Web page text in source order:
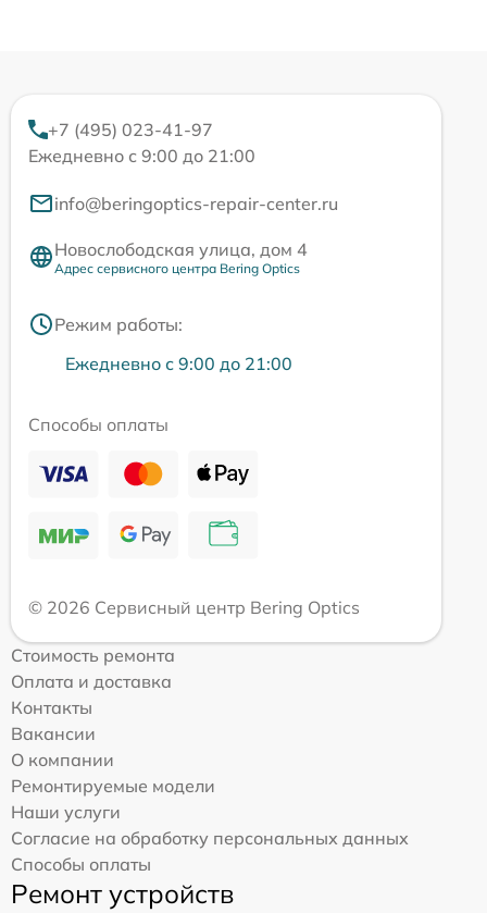
+7 (495) 023-41-97
Ежедневно с 9:00 до 21:00
info@beringoptics-repair-center.ru
Новослободская улица, дом 4
Адрес сервисного центра Bering Optics
Режим работы:
Ежедневно с 9:00 до 21:00
Способы оплаты
© 2026 Сервисный центр Bering Optics
Стоимость ремонта
Оплата и доставка
Контакты
Вакансии
О компании
Ремонтируемые модели
Наши услуги
Согласие на обработку персональных данных
Способы оплаты
Ремонт устройств